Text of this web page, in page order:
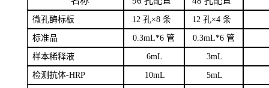
微孔酶标板 12 孔×8 条 12 孔×4 条
标准品 0.3mL*6 管 0.3mL*6 管
样本稀释液 6mL 3mL
检测抗体-HRP 10mL 5mL